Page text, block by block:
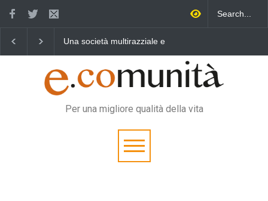
multirazziale e
Benedetta primavera,
Per una migliore qualità della vita